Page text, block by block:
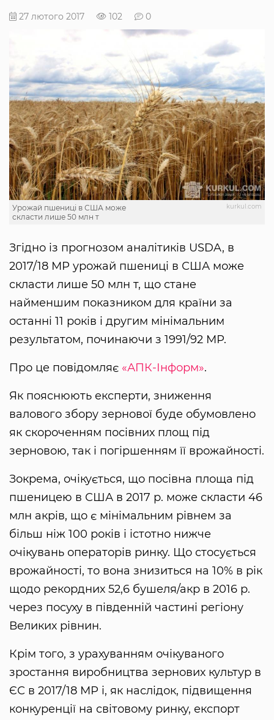
27 лютого 2017 102 0
kurkul.com
Урожай пшениці в США може
скласти лише 50 млн т
Згідно із прогнозом аналітиків USDA, в
2017/18 МР урожай пшениці в США може
скласти лише 50 млн т, що стане
найменшим показником для країни за
останні 11 років і другим мінімальним
результатом, починаючи з 1991/92 МР.
Про це повідомляє «АПК-Інформ».
Як пояснюють експерти, зниження
валового збору зернової буде обумовлено
як скороченням посівних площ під
зерновою, так і погіршенням її врожайності.
Зокрема, очікується, що посівна площа під
пшеницею в США в 2017 р. може скласти 46
млн акрів, що є мінімальним рівнем за
більш ніж 100 років і істотно нижче
очікувань операторів ринку. Що стосується
врожайності, то вона знизиться на 10% в рік
щодо рекордних 52,6 бушеля/акр в 2016 р.
через посуху в південній частині регіону
Великих рівнин.
Крім того, з урахуванням очікуваного
зростання виробництва зернових культур в
ЄС в 2017/18 МР і, як наслідок, підвищення
конкуренції на світовому ринку, експорт